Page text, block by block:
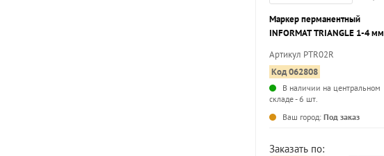
Маркер перманентный
INFORMAT TRIANGLE 1-4 мм
Артикул PTR02R
Код 062808
В наличии на центральном
складе - 6 шт.
Ваш город: Под заказ
Заказать по: